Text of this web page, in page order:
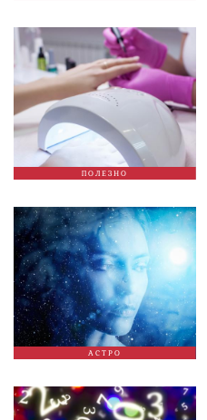
ПОЛЕЗНО
АСТРО